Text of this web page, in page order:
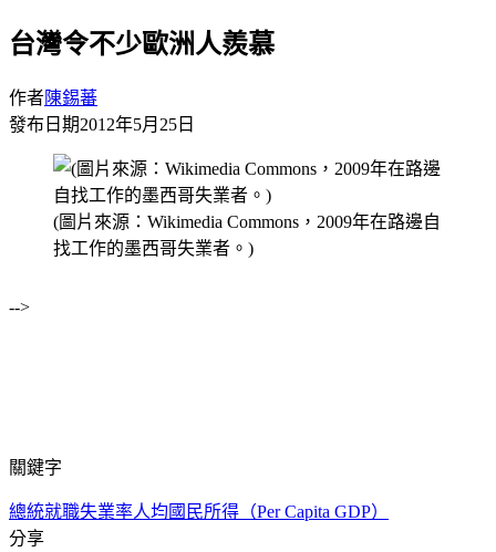
台灣令不少歐洲人羨慕
作者陳錫蕃
發布日期2012年5月25日
(圖片來源：Wikimedia Commons，2009年在路邊自
找工作的墨西哥失業者。)
-->
關鍵字
總統就職失業率人均國民所得（Per Capita GDP）
分享